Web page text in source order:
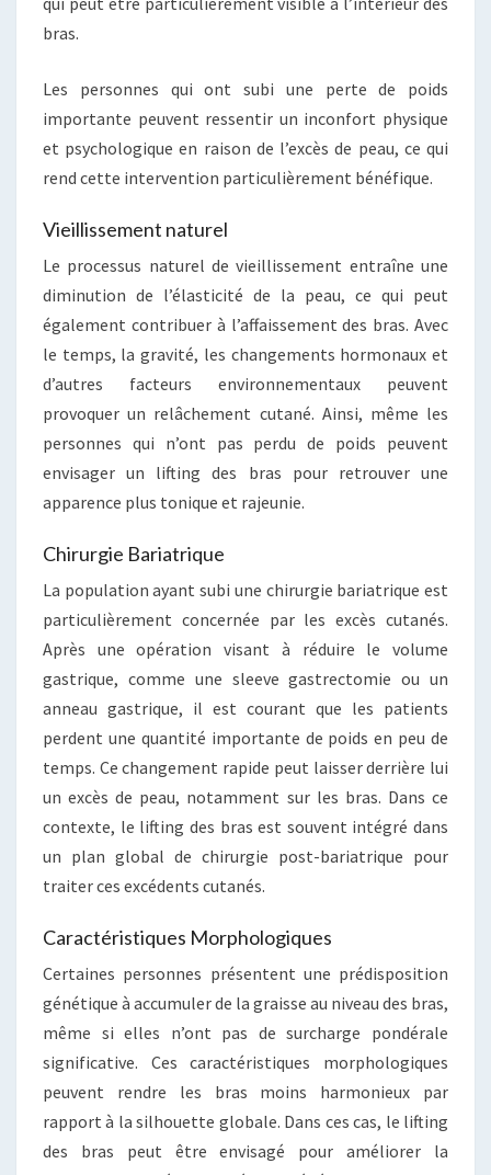
bras.
Les personnes qui ont subi une perte de poids
importante peuvent ressentir un inconfort physique
et psychologique en raison de l’excès de peau, ce qui
rend cette intervention particulièrement bénéfique.
Vieillissement naturel
Le processus naturel de vieillissement entraîne une
diminution de l’élasticité de la peau, ce qui peut
également contribuer à l’affaissement des bras. Avec
le temps, la gravité, les changements hormonaux et
d’autres facteurs environnementaux peuvent
provoquer un relâchement cutané. Ainsi, même les
personnes qui n’ont pas perdu de poids peuvent
envisager un lifting des bras pour retrouver une
apparence plus tonique et rajeunie.
Chirurgie Bariatrique
La population ayant subi une chirurgie bariatrique est
particulièrement concernée par les excès cutanés.
Après une opération visant à réduire le volume
gastrique, comme une sleeve gastrectomie ou un
anneau gastrique, il est courant que les patients
perdent une quantité importante de poids en peu de
temps. Ce changement rapide peut laisser derrière lui
un excès de peau, notamment sur les bras. Dans ce
contexte, le lifting des bras est souvent intégré dans
un plan global de chirurgie post-bariatrique pour
traiter ces excédents cutanés.
Caractéristiques Morphologiques
Certaines personnes présentent une prédisposition
génétique à accumuler de la graisse au niveau des bras,
même si elles n’ont pas de surcharge pondérale
significative. Ces caractéristiques morphologiques
peuvent rendre les bras moins harmonieux par
rapport à la silhouette globale. Dans ces cas, le lifting
des bras peut être envisagé pour améliorer la